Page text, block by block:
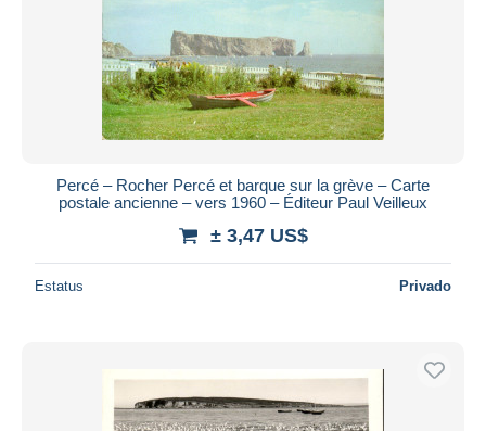
Percé – Rocher Percé et barque sur la grève – Carte
postale ancienne – vers 1960 – Éditeur Paul Veilleux
± 3,47 US$
Estatus Privado